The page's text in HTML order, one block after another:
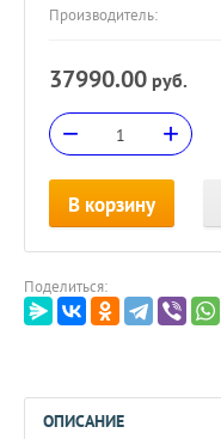
Производитель:
37990.00 руб.
− +
В корзину
Поделиться:
ОПИСАНИЕ